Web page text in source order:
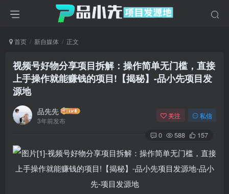
首页 新自媒体 正文
视频号好物分享项目拆解：操作简单无门槛，直接
上手操作就能赚钱的项目!【揭秘】 -品小先项目发
源地
品先先
3年前发布
关注 私信
0 588 157